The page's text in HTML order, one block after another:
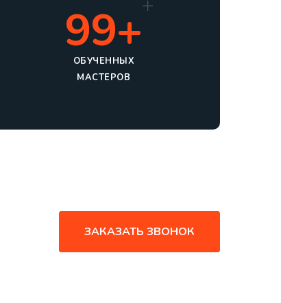
99+
ОБУЧЕННЫХ
МАСТЕРОВ
ЗАКАЗАТЬ ЗВОНОК